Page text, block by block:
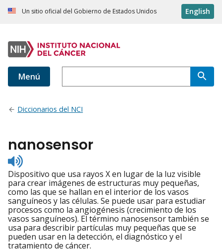
Un sitio oficial del Gobierno de Estados Unidos English
Menú
Diccionarios del NCI
nanosensor
Listen
to
pronunciation
Dispositivo que usa rayos X en lugar de la luz visible
para crear imágenes de estructuras muy pequeñas,
como las que se hallan en el interior de los vasos
sanguíneos y las células. Se puede usar para estudiar
procesos como la angiogénesis (crecimiento de los
vasos sanguíneos). El término nanosensor también se
usa para describir partículas muy pequeñas que se
pueden usar en la detección, el diagnóstico y el
tratamiento de cáncer.